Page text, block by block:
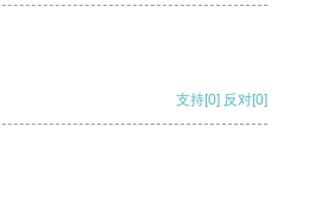
支持[0] 反对[0]